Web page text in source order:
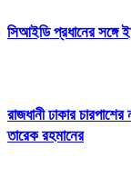
সিআইডি প্রধানের সঙ্গে
রাজধানী ঢাকার
তারেক রহমানের